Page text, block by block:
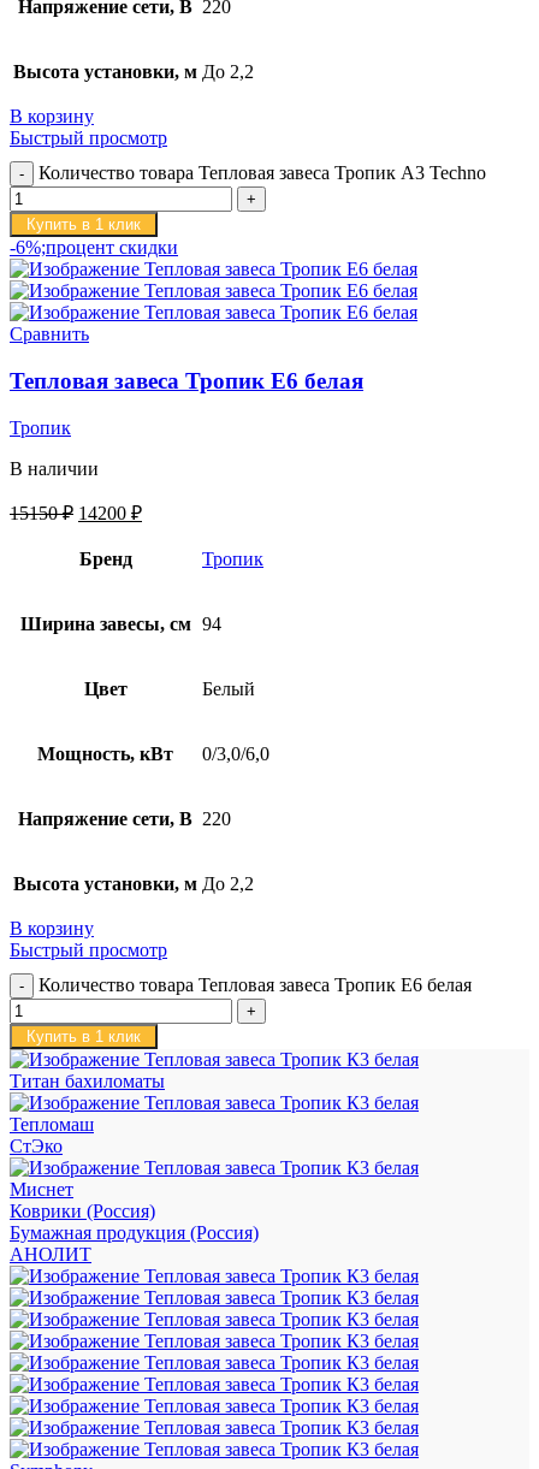
Напряжение сети, В 220
Высота установки, м До 2,2
В корзину
Быстрый просмотр
Количество товара Тепловая завеса Тропик А3 Techno
Купить в 1 клик
-6%;процент скидки
Сравнить
Тепловая завеса Тропик E6 белая
Тропик
В наличии
15150₽ 14200 ₽
Бренд Тропик
Ширина завесы, см 94
Цвет Белый
Мощность, кВт 0/3,0/6,0
Напряжение сети, В 220
Высота установки, м До 2,2
В корзину
Быстрый просмотр
Количество товара Тепловая завеса Тропик E6 белая
Купить в 1 клик
Титан бахиломаты
Тепломаш
СтЭко
Миснет
Коврики (Россия)
Бумажная продукция (Россия)
АНОЛИТ